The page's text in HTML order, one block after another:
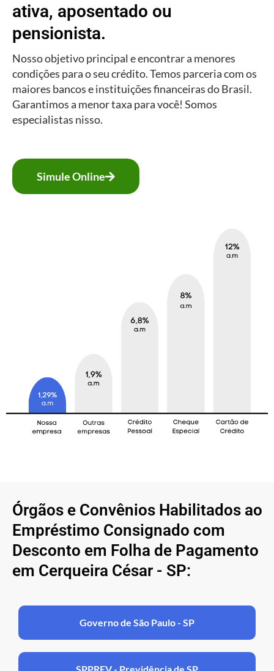
ativa, aposentado ou
pensionista.
Nosso objetivo principal e encontrar a menores
condições para o seu crédito. Temos parceria com os
maiores bancos e instituições financeiras do Brasil.
Garantimos a menor taxa para você! Somos
especialistas nisso.
Simule Online
Órgãos e Convênios Habilitados ao
Empréstimo Consignado com
Desconto em Folha de Pagamento
em Cerqueira César - SP:
Governo de São Paulo - SP